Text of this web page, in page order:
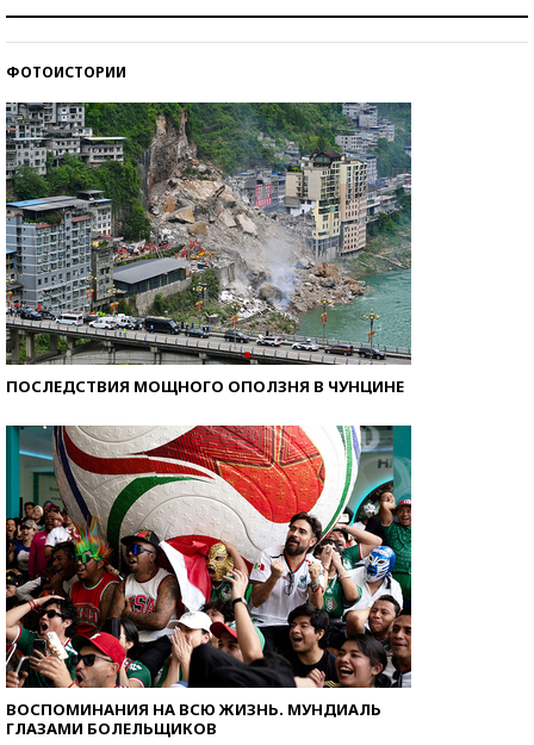
ФОТОИСТОРИИ
ПОСЛЕДСТВИЯ МОЩНОГО ОПОЛЗНЯ В ЧУНЦИНЕ
ВОСПОМИНАНИЯ НА ВСЮ ЖИЗНЬ. МУНДИАЛЬ
ГЛАЗАМИ БОЛЕЛЬЩИКОВ